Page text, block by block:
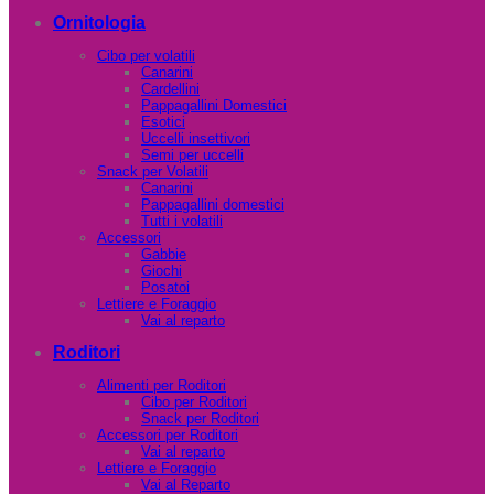
Ornitologia
Cibo per volatili
Canarini
Cardellini
Pappagallini Domestici
Esotici
Uccelli insettivori
Semi per uccelli
Snack per Volatili
Canarini
Pappagallini domestici
Tutti i volatili
Accessori
Gabbie
Giochi
Posatoi
Lettiere e Foraggio
Vai al reparto
Roditori
Alimenti per Roditori
Cibo per Roditori
Snack per Roditori
Accessori per Roditori
Vai al reparto
Lettiere e Foraggio
Vai al Reparto